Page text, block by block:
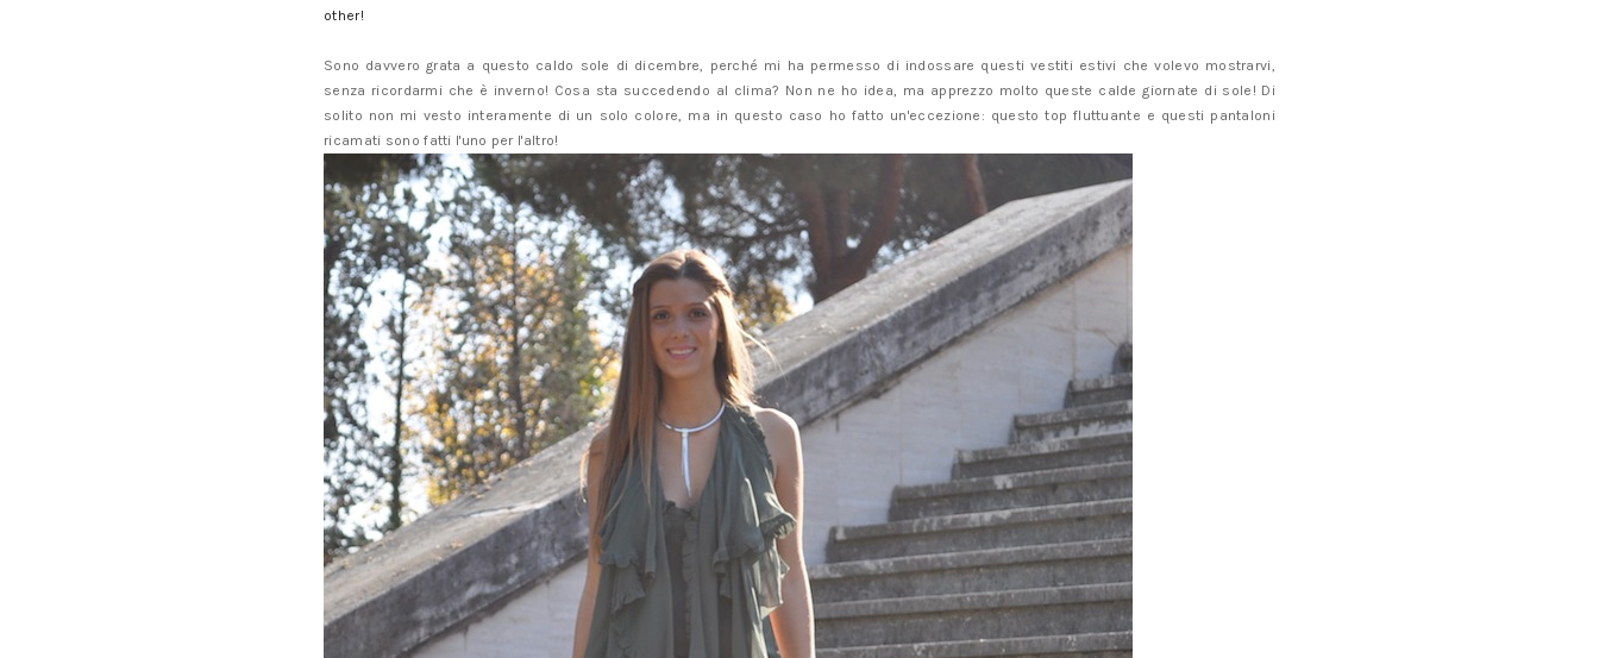
other!
Sono davvero grata a questo caldo sole di dicembre, perché mi ha permesso di indossare questi vestiti estivi che volevo mostrarvi,
senza ricordarmi che è inverno! Cosa sta succedendo al clima? Non ne ho idea, ma apprezzo molto queste calde giornate di sole! Di
solito non mi vesto interamente di un solo colore, ma in questo caso ho fatto un'eccezione: questo top fluttuante e questi pantaloni
ricamati sono fatti l'uno per l'altro!